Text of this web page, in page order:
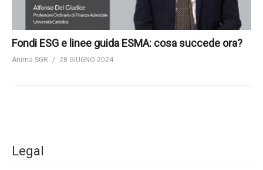
Fondi ESG e linee guida ESMA: cosa succede ora?
Anima SGR 28 GIUGNO 2024
Legal